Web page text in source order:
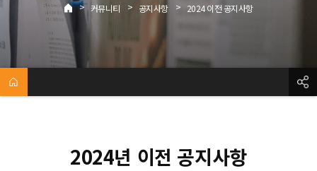
> 커뮤니티 > 공지사항 > 2024 이전 공지사항
2024년 이전 공지사항